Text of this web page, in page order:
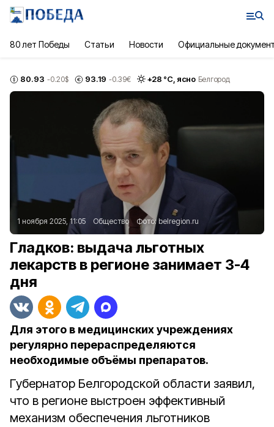
80 лет Победы Статьи Новости Официальные
80.93 -0.20$ 93.19 -0.39€ +28 °С, ясно Белгород
1 ноября 2025, 11:05 Общество Фото: belregion.ru
Гладков: выдача льготных
лекарств в регионе занимает 3-4
дня
Для этого в медицинских учреждениях
регулярно перераспределяются
необходимые объёмы препаратов.
Губернатор Белгородской области заявил,
что в регионе выстроен эффективный
механизм обеспечения льготников